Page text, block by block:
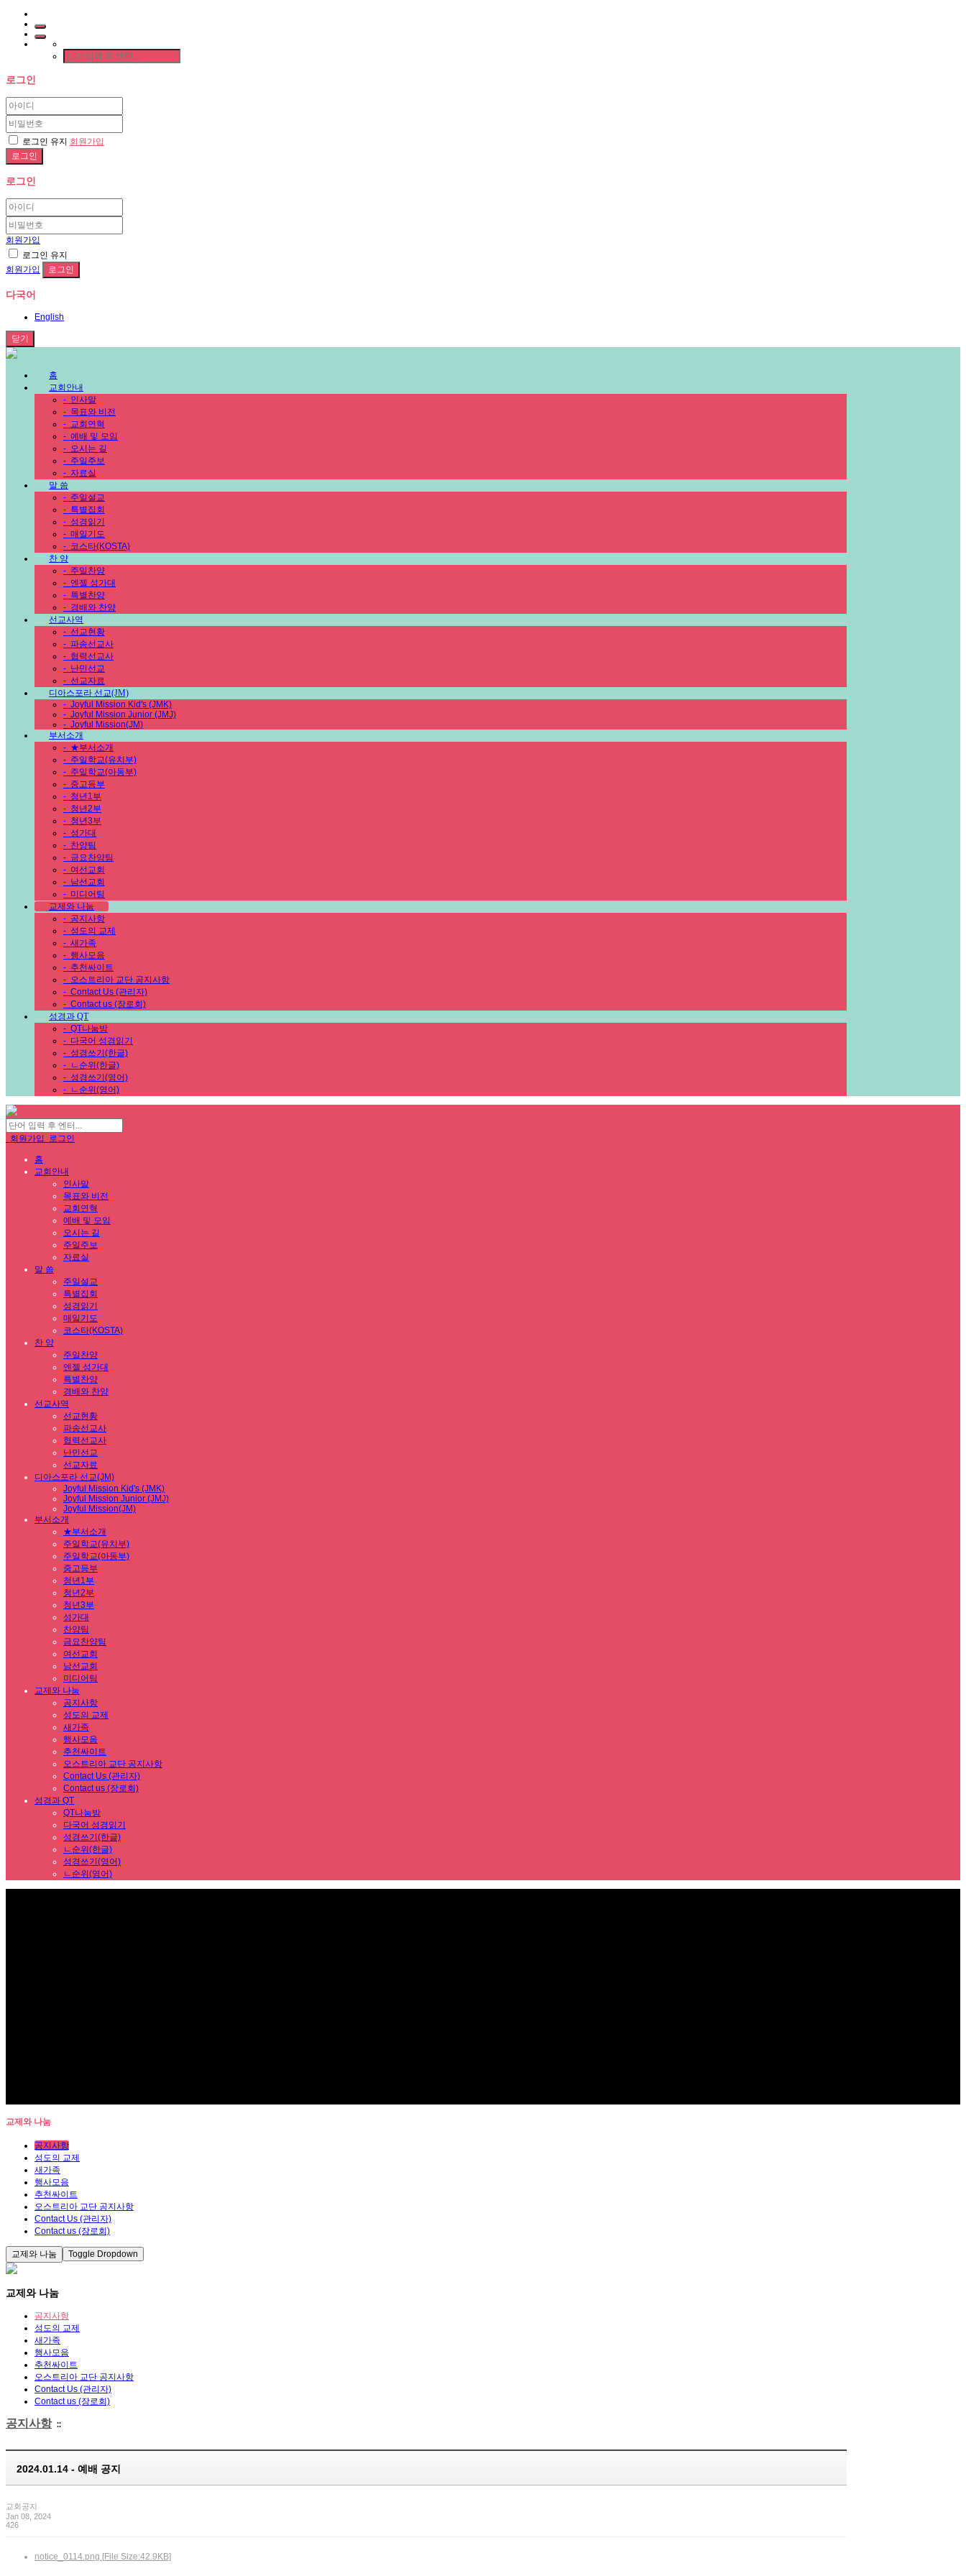
로그인
로그인 유지 회원가입
로그인
회원가입
로그인 유지
회원가입
다국어
English
닫기
홈
교회안내
- 인사말
- 목표와 비전
- 교회연혁
- 예배 및 모임
- 오시는 길
- 주일주보
- 자료실
말 씀
- 주일설교
- 특별집회
- 성경읽기
- 매일기도
- 코스타(KOSTA)
찬 양
- 주일찬양
- 엔젤 성가대
- 특별찬양
- 경배와 찬양
선교사역
- 선교현황
- 파송선교사
- 협력선교사
- 난민선교
- 선교자료
디아스포라 선교(JM)
- Joyful Mission Kid's (JMK)
- Joyful Mission Junior (JMJ)
- Joyful Mission(JM)
부서소개
- ★부서소개
- 주일학교(유치부)
- 주일학교(아동부)
- 중고등부
- 청년1부
- 청년2부
- 청년3부
- 성가대
- 찬양팀
- 금요찬양팀
- 여선교회
- 남선교회
- 미디어팀
교제와 나눔
- 공지사항
- 성도의 교제
- 새가족
- 행사모음
- 추천싸이트
- 오스트리아 교단 공지사항
- Contact Us (관리자)
- Contact us (장로회)
성경과 QT
- QT나눔방
- 다국어 성경읽기
- 성경쓰기(한글)
- ㄴ순위(한글)
- 성경쓰기(영어)
- ㄴ순위(영어)
회원가입 로그인
홈
교회안내
인사말
목표와 비전
교회연혁
예배 및 모임
오시는 길
주일주보
자료실
말 씀
주일설교
특별집회
성경읽기
매일기도
코스타(KOSTA)
찬 양
주일찬양
엔젤 성가대
특별찬양
경배와 찬양
선교사역
선교현황
파송선교사
협력선교사
난민선교
선교자료
디아스포라 선교(JM)
Joyful Mission Kid's (JMK)
Joyful Mission Junior (JMJ)
Joyful Mission(JM)
부서소개
★부서소개
주일학교(유치부)
주일학교(아동부)
중고등부
청년1부
청년2부
청년3부
성가대
찬양팀
금요찬양팀
여선교회
남선교회
미디어팀
교제와 나눔
공지사항
성도의 교제
새가족
행사모음
추천싸이트
오스트리아 교단 공지사항
Contact Us (관리자)
Contact us (장로회)
성경과 QT
QT나눔방
다국어 성경읽기
성경쓰기(한글)
ㄴ순위(한글)
성경쓰기(영어)
ㄴ순위(영어)
교제와 나눔
공지사항
성도의 교제
새가족
행사모음
추천싸이트
오스트리아 교단 공지사항
Contact Us (관리자)
Contact us (장로회)
교제와 나눔 Toggle Dropdown
교제와 나눔
공지사항
성도의 교제
새가족
행사모음
추천싸이트
오스트리아 교단 공지사항
Contact Us (관리자)
Contact us (장로회)
공지사항 ::
2024.01.14 - 예배 공지
교회공지
Jan 08, 2024
426
notice_0114.png [File Size:42.9KB]